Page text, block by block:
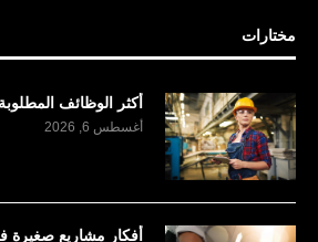
مختارات
أكثر الوظائف
أغسطس 6, 2026
أفكار مشاريع صغيرة